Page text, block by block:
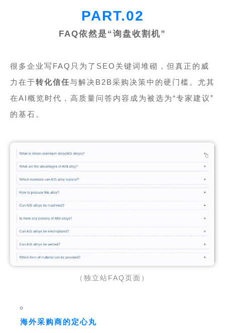
PART.02
FAQ依然是“询盘收割机”
很多企业写FAQ只为了SEO关键词堆砌，但真正的威
力在于转化信任与解决B2B采购决策中的硬门槛。尤其
在AI概览时代，高质量问答内容成为被选为“专家建议”
的基石。
（独立站FAQ页面）
海外采购商的定心丸